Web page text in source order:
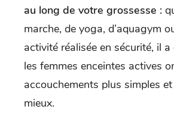
au long de votre grossesse :
marche, de yoga, d’aquagym
activité réalisée en sécurité, il
les femmes enceintes actives
accouchements plus simples
mieux.